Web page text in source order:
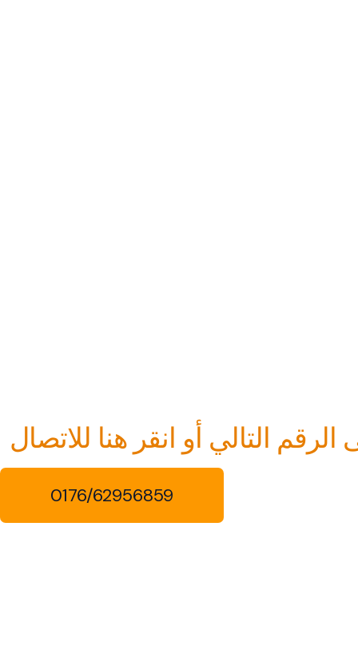
التالي أو انقر هنا للاتصال
0176/62956859